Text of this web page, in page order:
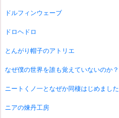
ドルフィンウェーブ
ドロヘドロ
とんがり帽子のアトリエ
なぜ僕の世界を誰も覚えていないのか？
ニートくノ一となぜか同棲はじめました
ニアの煉丹工房